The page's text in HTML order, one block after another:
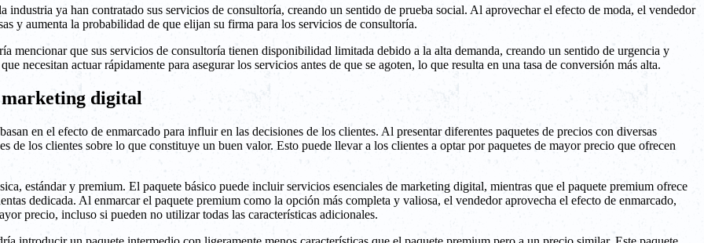
industria ya han contratado sus servicios de consultoría, creando un sentido de prueba social. Al aprovechar el efecto de moda, el vendedor
y aumenta la probabilidad de que elijan su firma para los servicios de consultoría.
mencionar que sus servicios de consultoría tienen disponibilidad limitada debido a la alta demanda, creando un sentido de urgencia y
necesitan actuar rápidamente para asegurar los servicios antes de que se agoten, lo que resulta en una tasa de conversión más alta.
marketing digital
en el efecto de enmarcado para influir en las decisiones de los clientes. Al presentar diferentes paquetes de precios con diversas
de los clientes sobre lo que constituye un buen valor. Esto puede llevar a los clientes a optar por paquetes de mayor precio que ofrecen
estándar y premium. El paquete básico puede incluir servicios esenciales de marketing digital, mientras que el paquete premium ofrece
dedicada. Al enmarcar el paquete premium como la opción más completa y valiosa, el vendedor aprovecha el efecto de enmarcado,
precio, incluso si pueden no utilizar todas las características adicionales.